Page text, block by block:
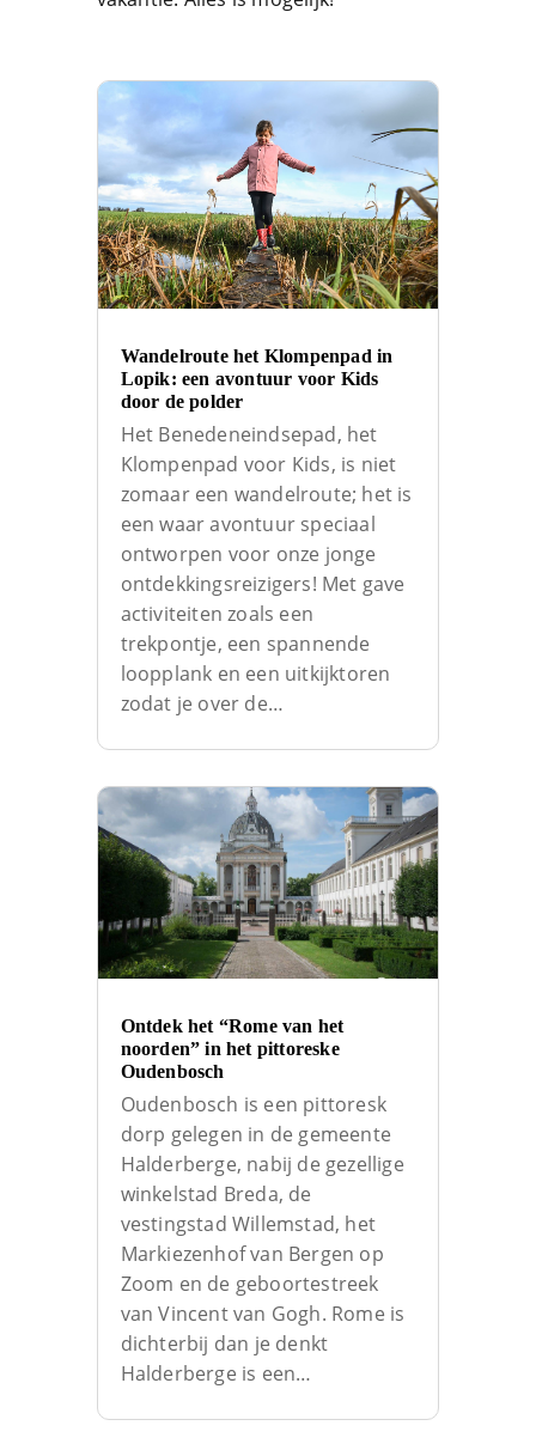
Wandelroute het Klompenpad in
Lopik: een avontuur voor Kids
door de polder
Het Benedeneindsepad, het
Klompenpad voor Kids, is niet
zomaar een wandelroute; het is
een waar avontuur speciaal
ontworpen voor onze jonge
ontdekkingsreizigers! Met gave
activiteiten zoals een
trekpontje, een spannende
loopplank en een uitkijktoren
zodat je over de…
Ontdek het “Rome van het
noorden” in het pittoreske
Oudenbosch
Oudenbosch is een pittoresk
dorp gelegen in de gemeente
Halderberge, nabij de gezellige
winkelstad Breda, de
vestingstad Willemstad, het
Markiezenhof van Bergen op
Zoom en de geboortestreek
van Vincent van Gogh. Rome is
dichterbij dan je denkt
Halderberge is een…